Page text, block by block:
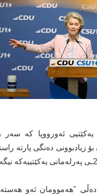
ئەورووپا کە سەر
بۆ زیادبوونی دەنگی پارتە
دەڵی "هەموومان ئەو